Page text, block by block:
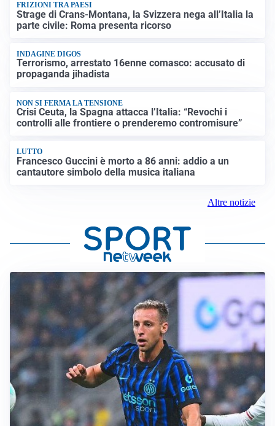
FRIZIONI TRA PAESI
Strage di Crans-Montana, la Svizzera nega all’Italia la
parte civile: Roma presenta ricorso
INDAGINE DIGOS
Terrorismo, arrestato 16enne comasco: accusato di
propaganda jihadista
NON SI FERMA LA TENSIONE
Crisi Ceuta, la Spagna attacca l’Italia: “Revochi i
controlli alle frontiere o prenderemo contromisure”
LUTTO
Francesco Guccini è morto a 86 anni: addio a un
cantautore simbolo della musica italiana
Altre notizie